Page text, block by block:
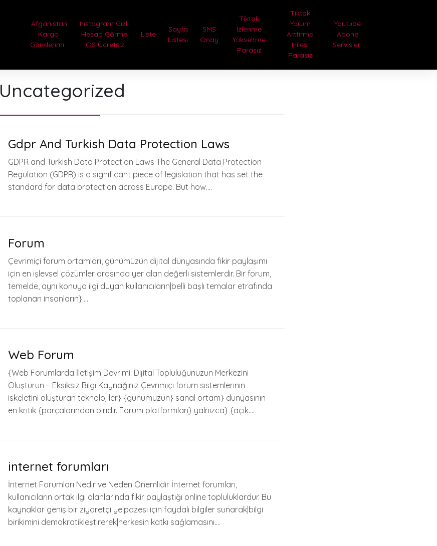
Afganistan
Kargo
Gönderimi
Instagram Gizli
Hesap Görme
iOS Ücretsiz
Liste
Sayfa
Listesi
SMS
Onay
Tiktok
Izlenme
Yükseltme
Parasız
Tiktok
Yorum
Arttırma
Hilesi
Parasız
Youtube
Abone
Servisleri
Uncategorized
Gdpr And Turkish Data Protection Laws
GDPR and Turkish Data Protection Laws The General Data Protection
Regulation (GDPR) is a significant piece of legislation that has set the
standard for data protection across Europe. But how….
Forum
Çevrimiçi forum ortamları, günümüzün dijital dünyasında fikir paylaşımı
için en işlevsel çözümler arasında yer alan değerli sistemlerdir. Bir forum,
temelde, aynı konuya ilgi duyan kullanıcıların|belli başlı temalar etrafında
toplanan insanların}….
Web Forum
{Web Forumlarda İletişim Devrimi: Dijital Topluluğunuzun Merkezini
Oluşturun – Eksiksiz Bilgi Kaynağınız Çevrimiçi forum sistemlerinin
iskeletini oluşturan teknolojiler} {günümüzün} sanal ortam} dünyasının
en kritik {parçalarından biridir. Forum platformları} yalnızca} {açık….
internet forumları
İnternet Forumları Nedir ve Neden Önemlidir İnternet forumları,
kullanıcıların ortak ilgi alanlarında fikir paylaştığı online topluluklardur. Bu
kaynaklar geniş bir ziyaretçi yelpazesi için faydalı bilgiler sunarak|bilgi
birikimini demokratikleştirerek|herkesin katkı sağlamasını….